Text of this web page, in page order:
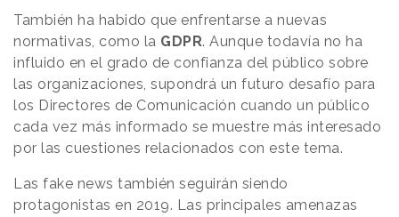
También ha habido que enfrentarse a nuevas
normativas, como la GDPR. Aunque todavía no ha
influido en el grado de confianza del público sobre
las organizaciones, supondrá un futuro desafío para
los Directores de Comunicación cuando un público
cada vez más informado se muestre más interesado
por las cuestiones relacionados con este tema.
Las fake news también seguirán siendo
protagonistas en 2019. Las principales amenazas